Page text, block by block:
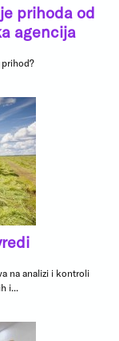
prihoda od
agencija
prihod?
na analizi i kontroli
i...